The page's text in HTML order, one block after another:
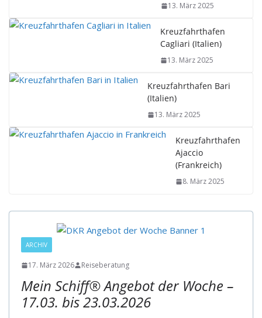
13. März 2025
Kreuzfahrthafen
Cagliari (Italien)
13. März 2025
Kreuzfahrthafen Bari
(Italien)
13. März 2025
Kreuzfahrthafen
Ajaccio
(Frankreich)
8. März 2025
ARCHIV
17. März 2026 Reiseberatung
Mein Schiff® Angebot der Woche –
17.03. bis 23.03.2026